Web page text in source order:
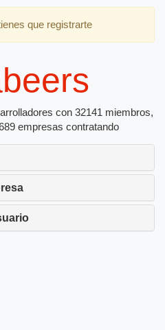
que registrarte
con 32141 miembros,
empresas contratando